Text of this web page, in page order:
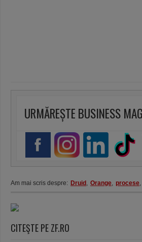
URMĂREȘTE BUSINESS
Am mai scris despre: Druid , Orange, procese,
CITEŞTE PE ZF.RO